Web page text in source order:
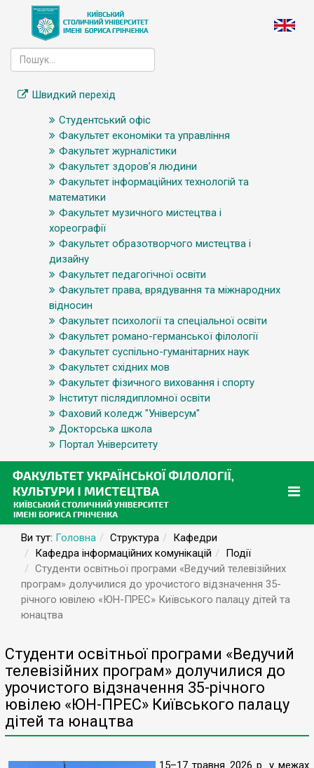
Швидкий перехід
Студентський офіс
Факультет економіки та управління
Факультет журналістики
Факультет здоров’я людини
Факультет інформаційних технологій та
математики
Факультет музичного мистецтва і
хореографії
Факультет образотворчого мистецтва і
дизайну
Факультет педагогічної освіти
Факультет права, врядування та міжнародних
відносин
Факультет психології та спеціальної освіти
Факультет романо-германської філології
Факультет суспільно-гуманітарних наук
Факультет східних мов
Факультет фізичного виховання і спорту
Інститут післядипломної освіти
Фаховий коледж "Універсум"
Докторська школа
Портал Університету
Ви тут: Головна Структура
Кафедри
Кафедра інформаційних комунікацій
Події
Студенти освітньої програми «Ведучий телевізійних
програм» долучилися до урочистого відзначення 35-
річного ювілею «ЮН-ПРЕС» Київського палацу дітей та
юнацтва
Студенти освітньої програми «Ведучий
телевізійних програм» долучилися до
урочистого відзначення 35-річного
ювілею «ЮН-ПРЕС» Київського палацу
дітей та юнацтва
15–17 травня 2026 р. у межах